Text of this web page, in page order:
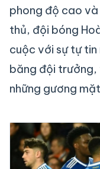
phong độ cao
thủ, đội bóng
cuộc với sự tự
băng đội trưởng,
những gương